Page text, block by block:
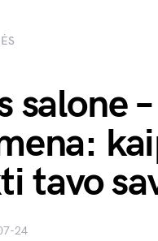
salone
tavo
24